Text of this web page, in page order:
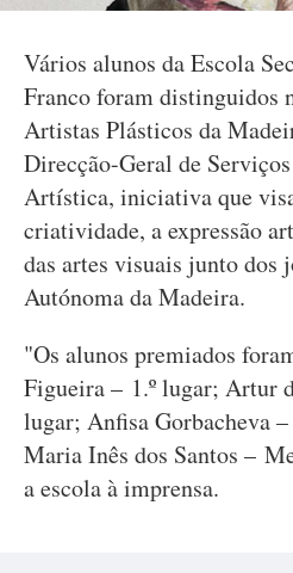
Vários alunos da Escola
Franco foram distinguidos
Artistas Plásticos da
Direcção-Geral de
Artística, iniciativa que
criatividade, a expressão
das artes visuais junto dos
Autónoma da Madeira.
"Os alunos premiados
Figueira – 1.º lugar; Artur
lugar; Anfisa Gorbacheva
Maria Inês dos Santos –
a escola à imprensa.